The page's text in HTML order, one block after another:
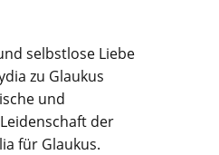
selbstlose Liebe
zu Glaukus
und
der
für Glaukus.